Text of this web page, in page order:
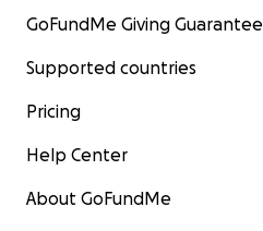
GoFundMe Giving Guarantee
Supported countries
Pricing
Help Center
About GoFundMe